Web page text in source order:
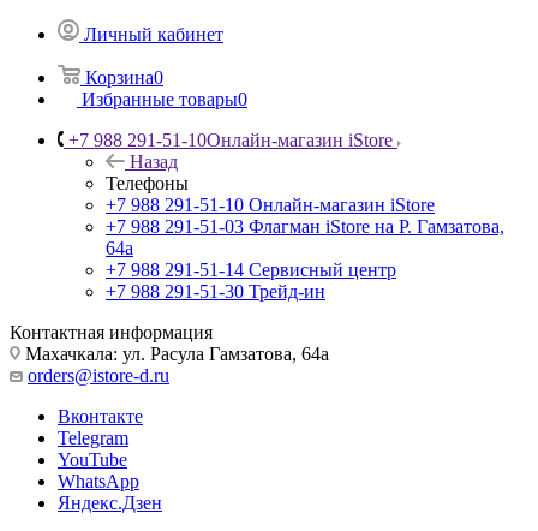
Личный кабинет
Корзина0
Избранные товары0
+7 988 291-51-10Онлайн-магазин iStore
Назад
Телефоны
+7 988 291-51-10 Онлайн-магазин iStore
+7 988 291-51-03 Флагман iStore на Р. Гамзатова,
64а
+7 988 291-51-14 Сервисный центр
+7 988 291-51-30 Трейд-ин
Контактная информация
Махачкала: ул. Расула Гамзатова, 64а
orders@istore-d.ru
Вконтакте
Telegram
YouTube
WhatsApp
Яндекс.Дзен